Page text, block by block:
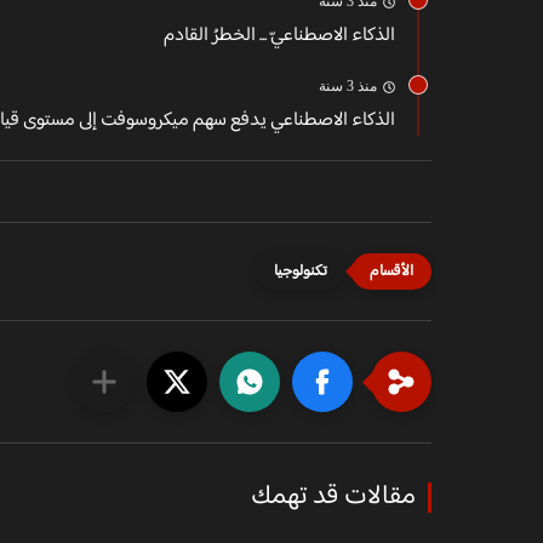
الذكاء الاصطناعيّ ... الخطرُ القادم
منذ 3 سنة
الذكاء الاصطناعي يدفع سهم ميكروسوفت إلى مستوى
تكنولوجيا
مقالات قد تهمك